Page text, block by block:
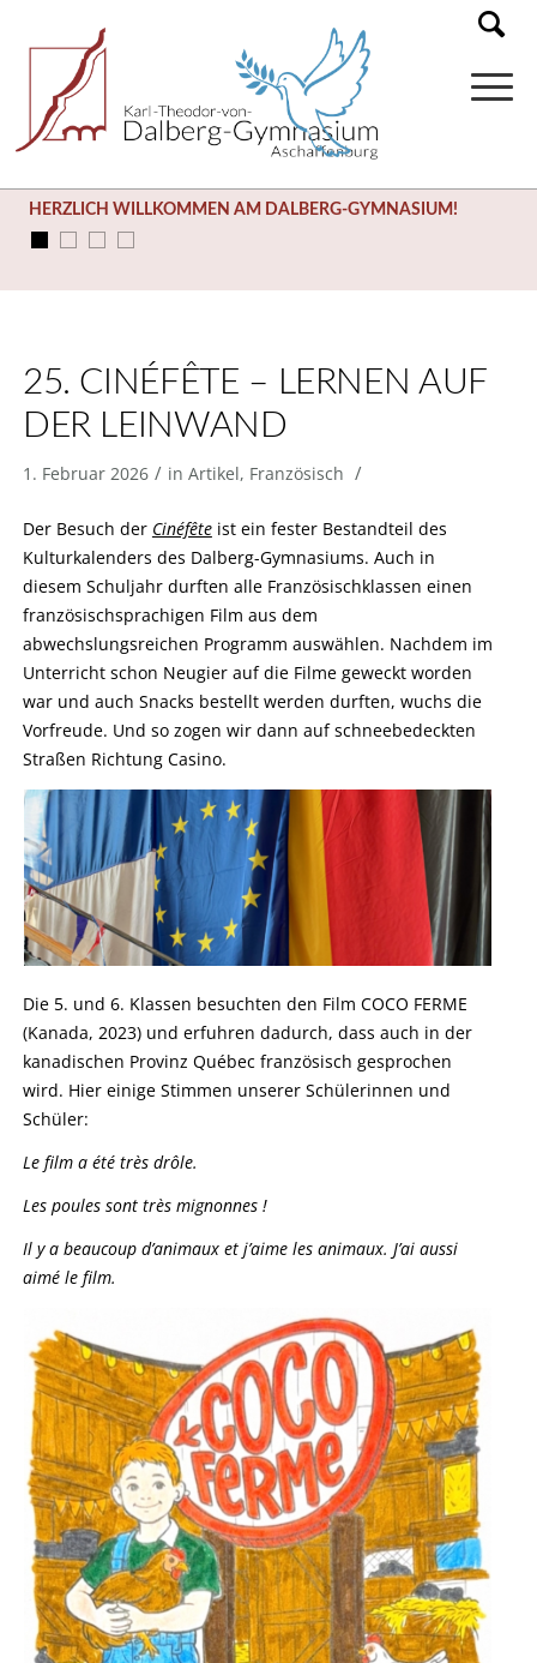
HERZLICH WILLKOMMEN AM DALBERG-GYMNASIUM!
25. CINÉFÊTE – LERNEN AUF
DER LEINWAND
1. Februar 2026 / in Artikel, Französisch /
Der Besuch der Cinéfêteist ein fester Bestandteil des
Kulturkalenders des Dalberg-Gymnasiums. Auch in
diesem Schuljahr durften alle Französischklassen einen
französischsprachigen Film aus dem
abwechslungsreichen Programm auswählen. Nachdem im
Unterricht schon Neugier auf die Filme geweckt worden
war und auch Snacks bestellt werden durften, wuchs die
Vorfreude. Und so zogen wir dann auf schneebedeckten
Straßen Richtung Casino.
Die 5. und 6. Klassen besuchten den Film COCO FERME
(Kanada, 2023) und erfuhren dadurch, dass auch in der
kanadischen Provinz Québec französisch gesprochen
wird. Hier einige Stimmen unserer Schülerinnen und
Schüler:
Le film a été très drôle.
Les poules sont très mignonnes !
Il y a beaucoup d’animaux et j’aime les animaux. J’ai aussi
aimé le film.